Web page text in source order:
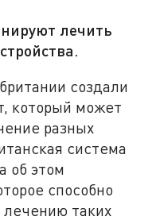
лечить
создали
который может
разных
система
об этом
способно
лечению таких